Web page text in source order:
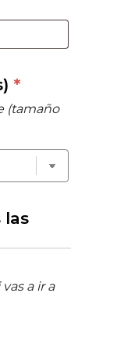
*
(tamaño
las
a ir a